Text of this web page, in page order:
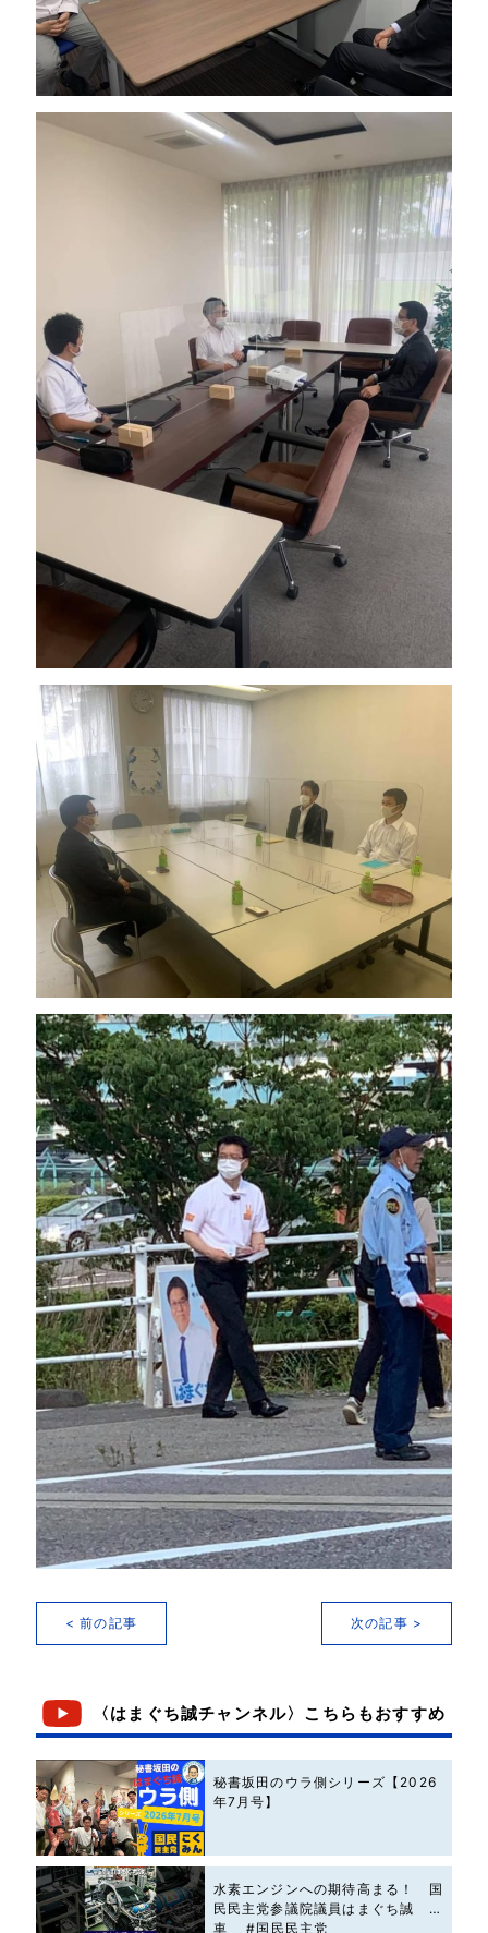
< 前の記事 次の記事 >
〈はまぐち誠チャンネル〉こちらもおすすめ
秘書坂田のウラ側シリーズ【2026
年7月号】
水素エンジンへの期待高まる！ 国
民民主党参議院議員はまぐち誠 #
車 #国民民主党